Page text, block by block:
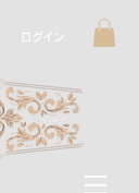
ログイン